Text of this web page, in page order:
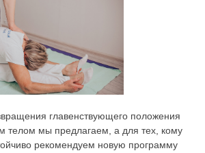
главенствующего положения
телом мы предлагаем, а для тех, кому
рекомендуем новую программу